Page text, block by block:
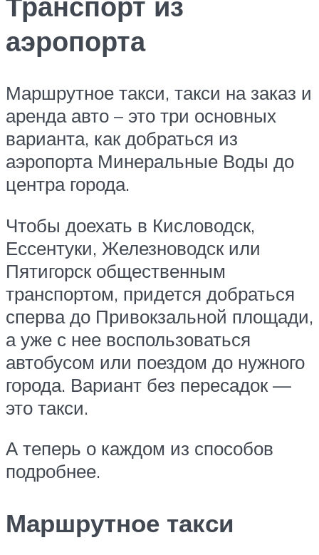
аэропорта
Маршрутное такси, такси на заказ и
аренда авто – это три основных
варианта, как добраться из
аэропорта Минеральные Воды до
центра города.
Чтобы доехать в Кисловодск,
Ессентуки, Железноводск или
Пятигорск общественным
транспортом, придется добраться
сперва до Привокзальной площади,
а уже с нее воспользоваться
автобусом или поездом до нужного
города. Вариант без пересадок —
это такси.
А теперь о каждом из способов
подробнее.
Маршрутное такси